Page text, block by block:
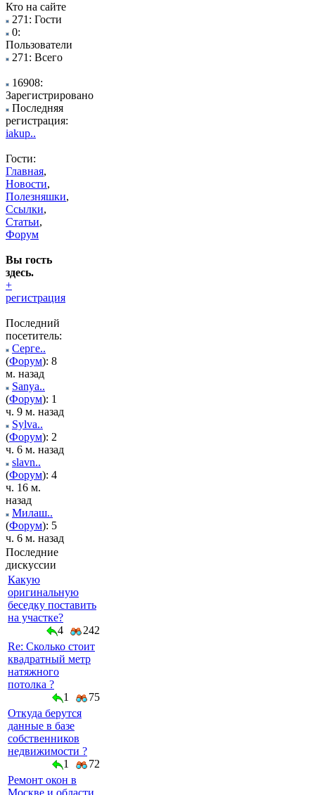
Кто на сайте
271: Гости
0:
Пользователи
271: Всего
16908:
Зарегистрировано
Последняя
регистрация:
iakup..
Гости:
Главная,
Новости,
Полезняшки,
Ссылки,
Статьи,
Форум
Вы гость
здесь.
+
регистрация
Последний
посетитель:
Серге..
(Форум): 8
м. назад
Sanya..
(Форум): 1
ч. 9 м. назад
Sylva..
(Форум): 2
ч. 6 м. назад
slavn..
(Форум): 4
ч. 16 м.
назад
Милаш..
(Форум): 5
ч. 6 м. назад
Последние
дискуссии
Какую
оригинальную
беседку поставить
на участке?
4
242
Re: Сколько стоит
квадратный метр
натяжного
потолка ?
1
75
Откуда берутся
данные в базе
собственников
недвижимости ?
1
72
Ремонт окон в
Москве и области